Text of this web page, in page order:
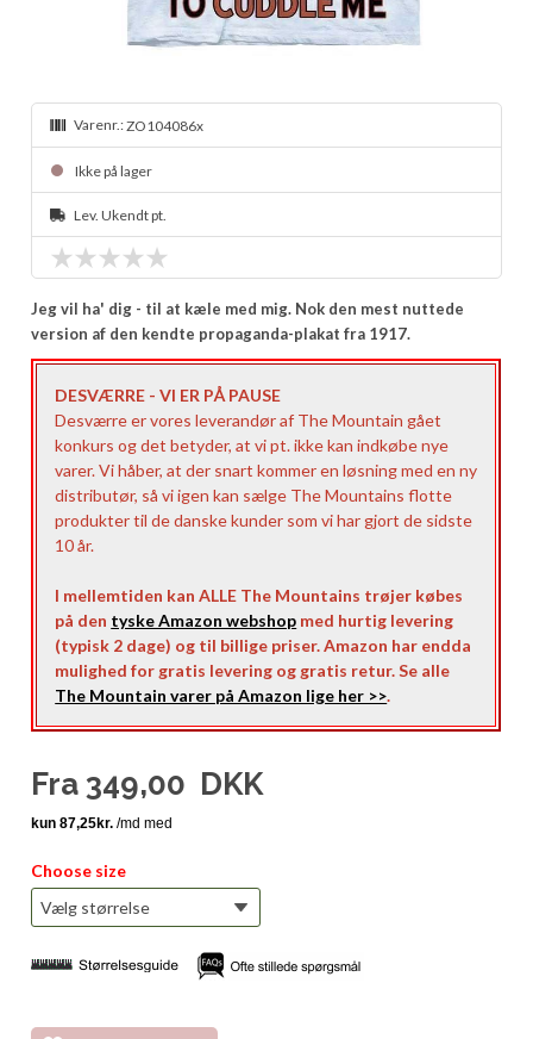
Varenr.:ZO104086x
Ikke på lager
Lev. Ukendt pt.
Jeg vil ha' dig - til at kæle med mig. Nok den mest nuttede
version af den kendte propaganda-plakat fra 1917.
DESVÆRRE - VI ER PÅ PAUSE
Desværre er vores leverandør af The Mountain gået
konkurs og det betyder, at vi pt. ikke kan indkøbe nye
varer. Vi håber, at der snart kommer en løsning med en ny
distributør, så vi igen kan sælge The Mountains flotte
produkter til de danske kunder som vi har gjort de sidste
10 år.
I mellemtiden kan ALLE The Mountains trøjer købes
på den tyske Amazon webshop med hurtig levering
(typisk 2 dage) og til billige priser. Amazon har endda
mulighed for gratis levering og gratis retur. Se alle
The Mountain varer på Amazon lige her >>.
Fra 349,00 DKK
Choose size